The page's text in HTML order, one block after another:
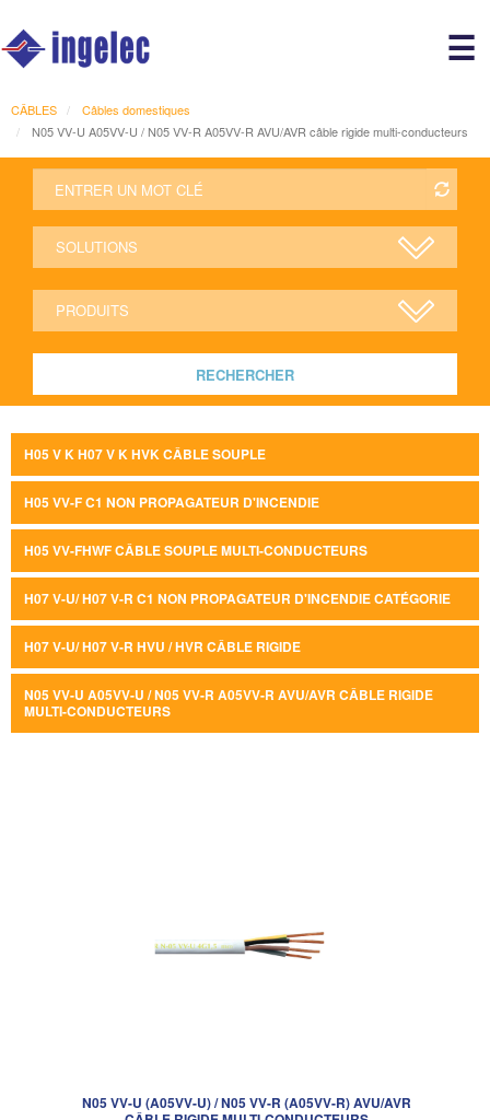
☰
CÂBLES
Câbles domestiques
N05 VV-U A05VV-U / N05 VV-R A05VV-R AVU/AVR câble rigide multi-conducteurs
RECHERCHER
H05 V K H07 V K HVK CÂBLE SOUPLE
H05 VV-F C1 NON PROPAGATEUR D'INCENDIE
H05 VV-FHWF CÂBLE SOUPLE MULTI-CONDUCTEURS
H07 V-U/ H07 V-R C1 NON PROPAGATEUR D'INCENDIE CATÉGORIE
H07 V-U/ H07 V-R HVU / HVR CÂBLE RIGIDE
N05 VV-U A05VV-U / N05 VV-R A05VV-R AVU/AVR CÂBLE RIGIDE
MULTI-CONDUCTEURS
N05 VV-U (A05VV-U) / N05 VV-R (A05VV-R) AVU/AVR